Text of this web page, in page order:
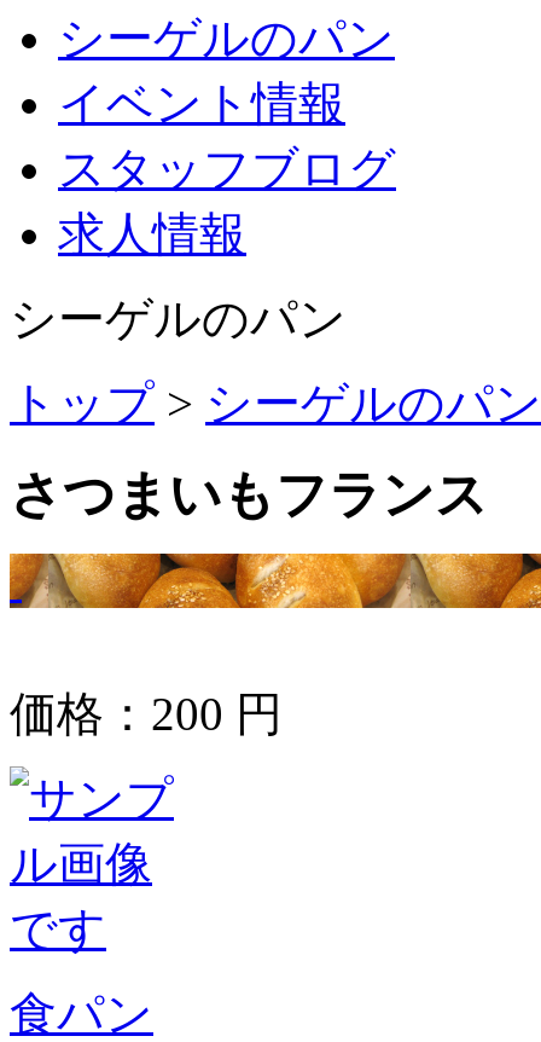
シーゲルのパン
イベント情報
スタッフブログ
求人情報
シーゲルのパン
トップ > シーゲルのパン
さつまいもフランス
価格： 200 円
食パン